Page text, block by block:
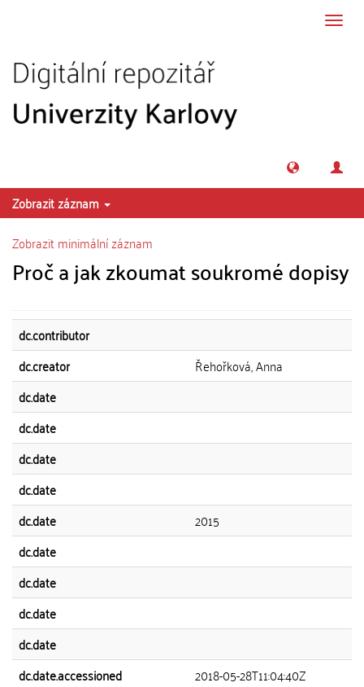
Zobrazit záznam
Zobrazit minimální záznam
Proč a jak zkoumat soukromé dopisy
dc.contributor
dc.creator
Řehořková, Anna
dc.date
dc.date
dc.date
dc.date
dc.date
2015
dc.date
dc.date
dc.date
dc.date
dc.date.accessioned
2018-05-28T11:04:40Z